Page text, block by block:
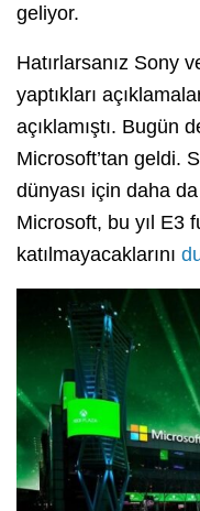
geliyor.
Hatırlarsanız Sony
yaptıkları
açıklamıştı. Bugün
Microsoft’tan geldi.
dünyası için daha
Microsoft, bu yıl E3
katılmayacaklarını